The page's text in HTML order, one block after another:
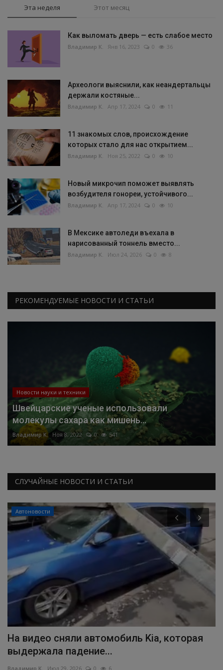
Эта неделя Этот месяц
Как выломать дверь — есть слабое место
Владимир К. Янв 16, 2023 0 36
Археологи выяснили, как неандертальцы
держали костяные...
Владимир К. Апр 17, 2024 0 11
11 знакомых слов, происхождение
которых стало для нас открытием...
Владимир К. Ноя 25, 2022 0 10
Новый микрочип поможет выявлять
возбудителя гонореи, устойчивого...
Владимир К. Апр 17, 2024 0 10
В Мексике автоледи въехала в
нарисованный тоннель вместо...
Владимир К. Июл 24, 2026 0 8
РЕКОМЕНДУЕМЫЕ НОВОСТИ И СТАТЬИ
Новости науки и техники
Швейцарские ученые использовали
молекулы сахара как мишень...
Владимир К. Ноя 8, 2022 0 541
СЛУЧАЙНЫЕ НОВОСТИ И СТАТЬИ
Автоновости
На видео сняли автомобиль Kia, которая
выдержала падение...
Владимир К. Июл 29, 2026 0 6